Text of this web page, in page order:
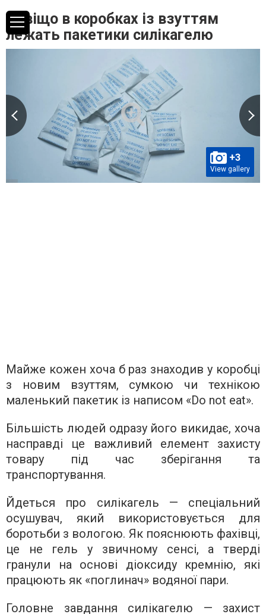
Навіщо в коробках із взуттям
лежать пакетики силікагелю
+3
View gallery
Майже кожен хоча б раз знаходив у коробці
з новим взуттям, сумкою чи технікою
маленький пакетик із написом «Do not eat».
Більшість людей одразу його викидає, хоча
насправді це важливий елемент захисту
товару під час зберігання та
транспортування.
Йдеться про силікагель — спеціальний
осушувач, який використовується для
боротьби з вологою. Як пояснюють фахівці,
це не гель у звичному сенсі, а тверді
гранули на основі діоксиду кремнію, які
працюють як «поглинач» водяної пари.
Головне завдання силікагелю — захист